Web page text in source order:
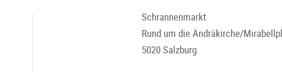
Schrannenmarkt
Rund um die Ändräkirche/
5020 Salzburg